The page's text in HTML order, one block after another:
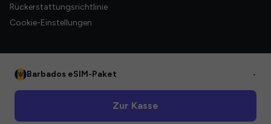
Rückerstattungsrichtlinie
Cookie-Einstellungen
Barbados eSIM-Paket •
Zur Kasse